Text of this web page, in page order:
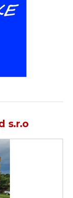
s.r.o